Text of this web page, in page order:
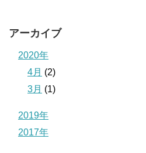
アーカイブ
2020年
4月 (2)
3月 (1)
2019年
2017年